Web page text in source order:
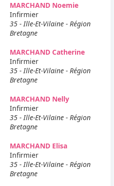
MARCHAND Noemie
Infirmier
35 - Ille-Et-Vilaine - Région
Bretagne
MARCHAND Catherine
Infirmier
35 - Ille-Et-Vilaine - Région
Bretagne
MARCHAND Nelly
Infirmier
35 - Ille-Et-Vilaine - Région
Bretagne
MARCHAND Elisa
Infirmier
35 - Ille-Et-Vilaine - Région
Bretagne